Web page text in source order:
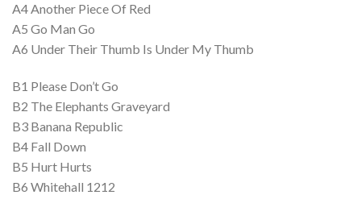
A4 Another Piece Of Red
A5 Go Man Go
A6 Under Their Thumb Is Under My Thumb
B1 Please Don’t Go
B2 The Elephants Graveyard
B3 Banana Republic
B4 Fall Down
B5 Hurt Hurts
B6 Whitehall 1212